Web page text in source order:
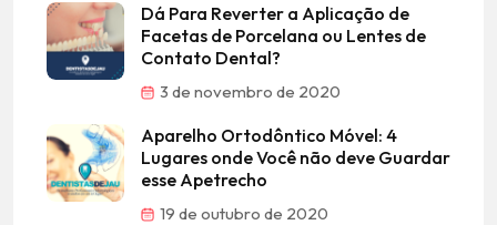
Dá Para Reverter a Aplicação de
Facetas de Porcelana ou Lentes de
Contato Dental?
3 de novembro de 2020
Aparelho Ortodôntico Móvel: 4
Lugares onde Você não deve Guardar
esse Apetrecho
19 de outubro de 2020